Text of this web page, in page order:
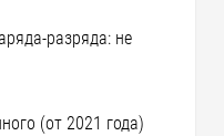
разряда: не
(от 2021 года)